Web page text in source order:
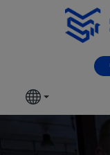
Skip to Main Content